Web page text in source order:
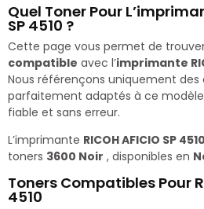
Quel Toner Pour
SP 4510 ?
Cette page vous permet de
compatible avec l’imprimante
Nous référençons uniquement
parfaitement adaptés à ce
fiable et sans erreur.
L’imprimante RICOH AFICIO SP 4510
toners 3600 Noir , disponibles en
Toners Compatibles Pour
4510